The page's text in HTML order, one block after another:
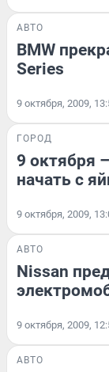
АВТО
BMW
Series
9 октября, 2009,
ГОРОД
9 октября
начать с
9 октября, 2009,
АВТО
Nissan
9 октября, 2009,
АВТО